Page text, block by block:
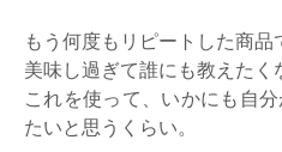
もう何度もリピートした商品
美味し過ぎて誰にも教えたく
これを使って、いかにも自
たいと思うくらい。